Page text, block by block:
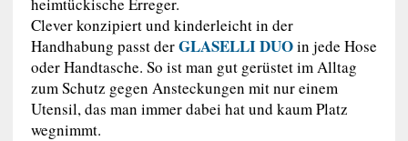
Clever konzipiert und kinderleicht in der
Handhabung passt derGLASELLI DUOin jede Hose
oder Handtasche. So ist man gut gerüstet im Alltag
zum Schutz gegen Ansteckungen mit nur einem
Utensil, das man immer dabei hat und kaum Platz
wegnimmt.